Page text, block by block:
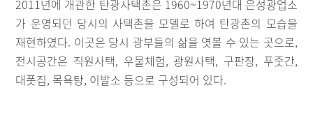
2011년에 개관한 탄광사택촌은 1960~1970년대 은성광업소
가 운영되던 당시의 사택촌을 모델로 하여 탄광촌의 모습을
재현하였다. 이곳은 당시 광부들의 삶을 엿볼 수 있는 곳으로,
전시공간은 직원사택, 우물체험, 광원사택, 구판장, 푸줏간,
대폿집, 목욕탕, 이발소 등으로 구성되어 있다.